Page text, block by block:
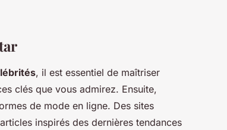
, il est essentiel de maîtriser
clés que vous admirez. Ensuite,
de mode en ligne. Des sites
inspirés des dernières tendances